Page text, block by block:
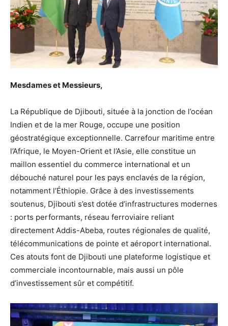
Mesdames et Messieurs,
La République de Djibouti, située à la jonction de l’océan
Indien et de la mer Rouge, occupe une position
géostratégique exceptionnelle. Carrefour maritime entre
l’Afrique, le Moyen-Orient et l’Asie, elle constitue un
maillon essentiel du commerce international et un
débouché naturel pour les pays enclavés de la région,
notamment l’Éthiopie. Grâce à des investissements
soutenus, Djibouti s’est dotée d’infrastructures modernes
: ports performants, réseau ferroviaire reliant
directement Addis-Abeba, routes régionales de qualité,
télécommunications de pointe et aéroport international.
Ces atouts font de Djibouti une plateforme logistique et
commerciale incontournable, mais aussi un pôle
d’investissement sûr et compétitif.